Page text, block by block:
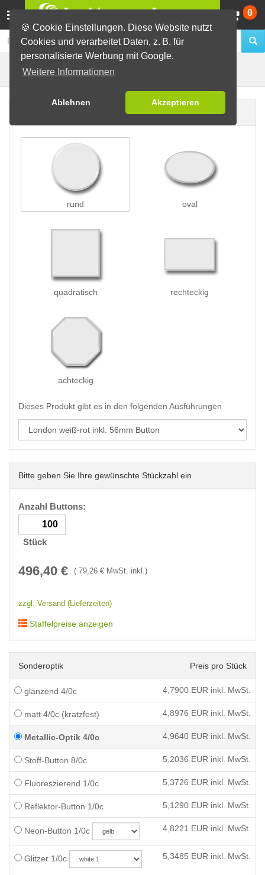
🍪 Cookie Einstellungen. Diese Website nutzt
Cookies und verarbeitet Daten, z. B. für
personalisierte Werbung mit Google.
Weitere Informationen
Ablehnen Akzeptieren
0
Buttons erstellen Preisschleifen
rund oval
quadratisch rechteckig
achteckig
Dieses Produkt gibt es in den folgenden Ausführungen
Bitte geben Sie Ihre gewünschte Stückzahl ein
Anzahl Buttons:
Stück
496,40 € ( 79,26 € MwSt. inkl.)
zzgl. Versand (Lieferzeiten)
Staffelpreise anzeigen
Sonderoptik Preis pro Stück
glänzend 4/0c 4,7900 EUR inkl. MwSt.
matt 4/0c (kratzfest) 4,8976 EUR inkl. MwSt.
Metallic-Optik 4/0c 4,9640 EUR inkl. MwSt.
Stoff-Button 8/0c 5,2036 EUR inkl. MwSt.
Fluoreszierend 1/0c 5,3726 EUR inkl. MwSt.
Reflektor-Button 1/0c 5,1290 EUR inkl. MwSt.
Neon-Button 1/0c 4,8221 EUR inkl. MwSt.
Glitzer 1/0c 5,3485 EUR inkl. MwSt.